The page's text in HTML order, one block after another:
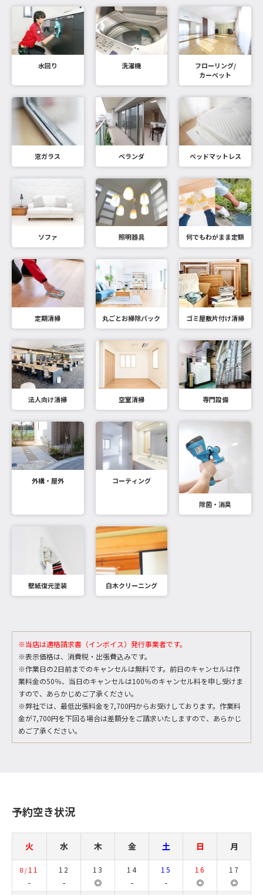
水回り 洗濯機
フローリング/
カーペット
窓ガラス ベランダ ベッドマットレス
ソファ 照明器具 何でもわがまま定額
定期清掃 丸ごとお掃除パック ゴミ屋敷片付け清掃
法人向け清掃 空室清掃 専門設備
外構・屋外 コーティング
除菌・消臭
壁紙復元塗装 白木クリーニング
※当店は適格請求書（インボイス）発行事業者です。
※表示価格は、消費税・出張費込みです。
※作業日の2日前までのキャンセルは無料です。前日のキャンセルは作
業料金の50％、当日のキャンセルは100％のキャンセル料を申し受けま
すので、あらかじめご了承ください。
※弊社では、最低出張料金を7,700円からお受けしております。作業料
金が7,700円を下回る場合は差額分をご請求いたしますので、あらかじ
めご了承ください。
予約空き状況
火 水 木 金 土 日 月
8/ 11
-
12
-
13
◎
14
-
15
-
16
◎
17
◎